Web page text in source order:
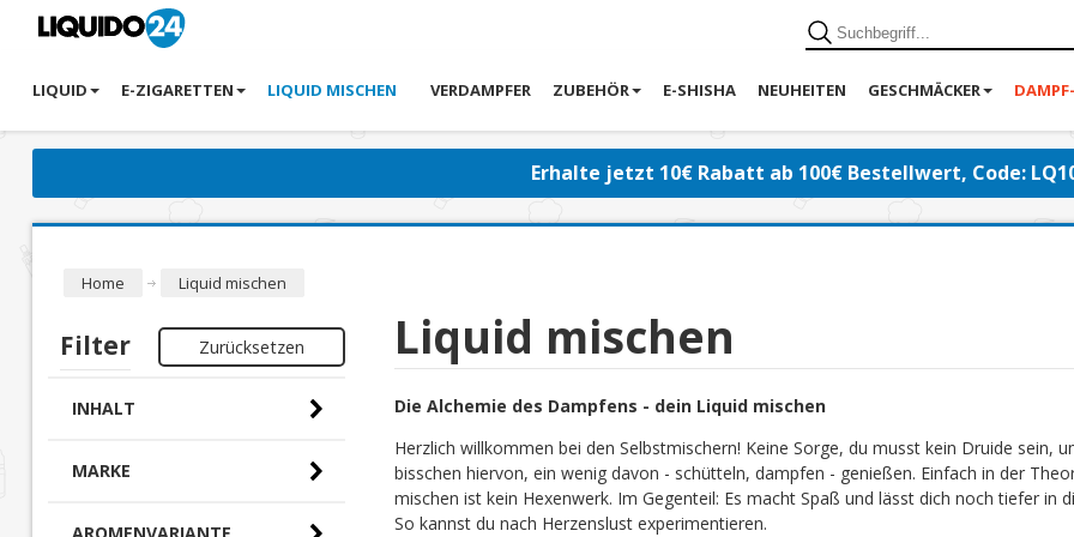
LIQUID E-ZIGARETTEN LIQUID MISCHEN VERDAMPFER ZUBEHÖR E-SHISHA NEUHEITEN GESCHMÄCKER
Erhalte jetzt 10€ Rabatt ab 100€ Bestellwert, Code:
Home Liquid mischen
Liquid mischen
Die Alchemie des Dampfens - dein Liquid mischen
Herzlich willkommen bei den Selbstmischern! Keine Sorge, du musst kein Druide sein,
bisschen hiervon, ein wenig davon - schütteln, dampfen - genießen. Einfach in der
mischen ist kein Hexenwerk. Im Gegenteil: Es macht Spaß und lässt dich noch tiefer in
So kannst du nach Herzenslust experimentieren.
Filter Zurücksetzen
INHALT
MARKE